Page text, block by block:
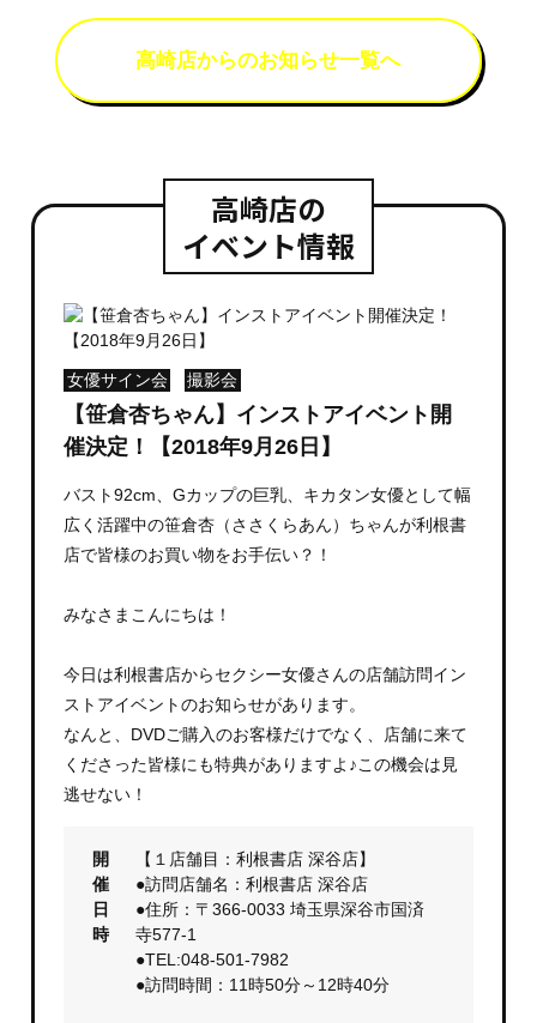
高崎店からのお知らせ一覧へ
高崎店の
イベント情報
女優サイン会 撮影会
【笹倉杏ちゃん】インストアイベント開
催決定！【2018年9月26日】
バスト92cm、Gカップの巨乳、キカタン女優として幅
広く活躍中の笹倉杏（ささくらあん）ちゃんが利根書
店で皆様のお買い物をお手伝い？！
みなさまこんにちは！
今日は利根書店からセクシー女優さんの店舗訪問イン
ストアイベントのお知らせがあります。
なんと、DVDご購入のお客様だけでなく、店舗に来て
くださった皆様にも特典がありますよ♪この機会は見
逃せない！
開
催
日
時
【１店舗目：利根書店 深谷店】
●訪問店舗名：利根書店 深谷店
●住所：〒366-0033 埼玉県深谷市国済
寺577-1
●TEL:048-501-7982
●訪問時間：11時50分～12時40分